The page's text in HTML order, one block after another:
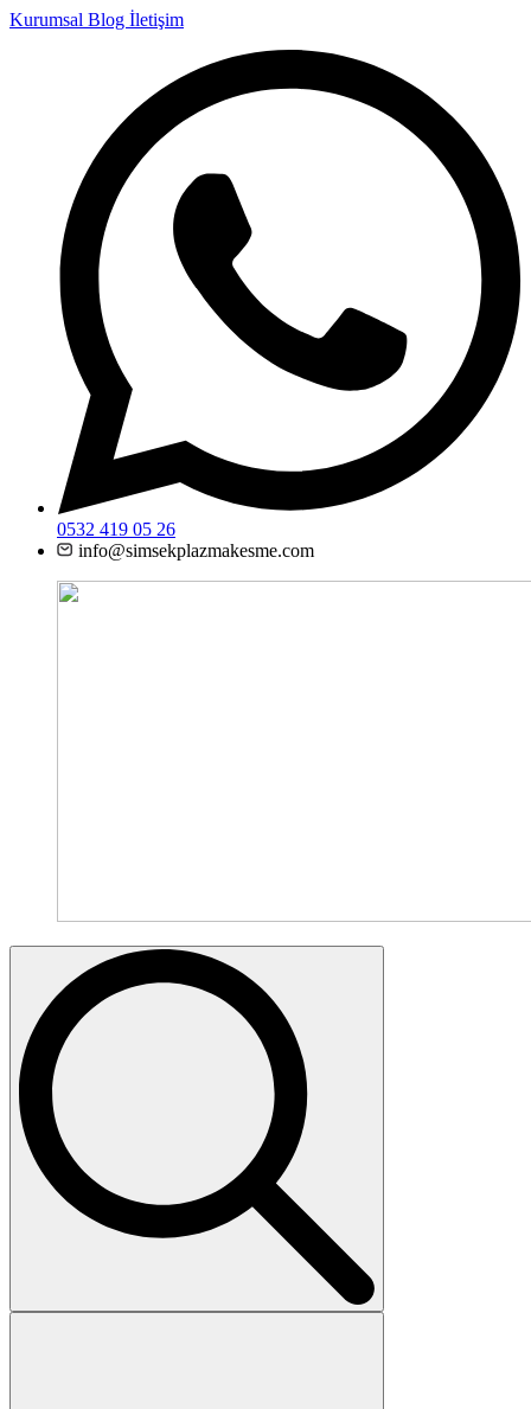
Kurumsal Blog İletişim
0532 419 05 26
info@simsekplazmakesme.com
Search